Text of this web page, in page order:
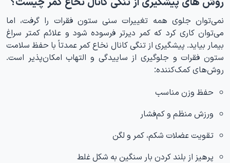
نمی‌توان جلوی همه تغییرات سنی ستون فقرات را گرفت، اما
می‌توان کاری کرد که کمر دیرتر فرسوده شود و علائم کمتر سراغ
بیمار بیاید. پیشگیری از تنگی کانال نخاع کمر عمدتاً با حفظ سلامت
ستون فقرات و جلوگیری از ساییدگی و التهاب امکان‌پذیر است.
روش‌های کمک‌کننده:
حفظ وزن مناسب
ورزش منظم و کم‌فشار
تقویت عضلات شکم، کمر و لگن
پرهیز از بلند کردن بار سنگین به شکل غلط